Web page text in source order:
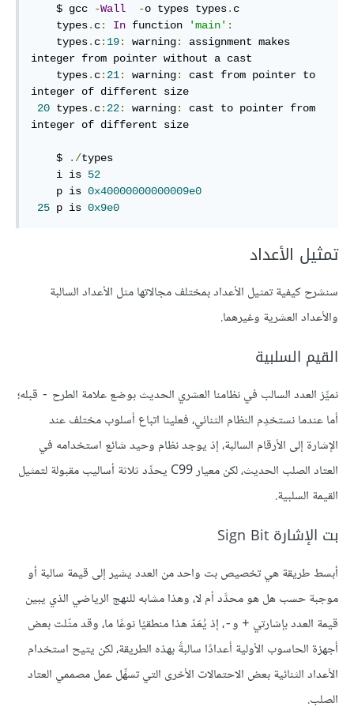
    $ gcc
-Wall -o types types. c
    types
. c: In function 'main' :
    types
. c: 19: warning:
assignment makes
integer from pointer without a cast
    types
. c: 21: warning:
cast from pointer to
integer of different size
20 types. c: 22: warning:
cast to pointer from
integer of different size
    $
./types
    i is
52
    p is
0x40000000000009e0
25 p is 0x9e0
تمثيل الأعداد
سنشرح كيفية تمثيل الأعداد بمختلف مجالاتها مثل الأعداد السالبة
والأعداد العشرية وغيرهما.
القيم السلبية
نميِّز العدد السالب في نظامنا العشري الحديث بوضع علامة الطرح - قبله؛
أما عندما نستخدِم النظام الثنائي، فعلينا اتباع أسلوب مختلف عند
الإشارة إلى الأرقام السالبة، إذ يوجد نظام وحيد شائع استخدامه في
العتاد الصلب الحديث، لكن معيار C99 يحدِّد ثلاثة أساليب مقبولة لتمثيل
القيمة السلبية.
بت الإشارة Sign Bit
أبسط طريقة هي تخصيص بت واحد من العدد يشير إلى قيمة سالبة أو
موجبة حسب هل هو محدَّد أم لا، وهذا مشابه للنهج الرياضي الذي يبين
قيمة العدد بإشارتي + و-، إذ يُعَدّ هذا منطقيًا نوعًا ما، وقد مثّلت بعض
أجهزة الحاسوب الأولية أعدادًا سالبةً بهذه الطريقة، لكن يتيح استخدام
الأعداد الثنائية بعض الاحتمالات الأخرى التي تسهِّل عمل مصممي العتاد
الصلب.